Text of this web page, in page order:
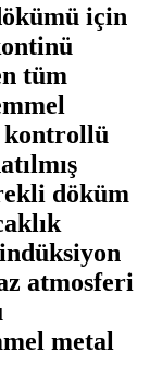
için
tüm
kontrollü
döküm
atmosferi
metal